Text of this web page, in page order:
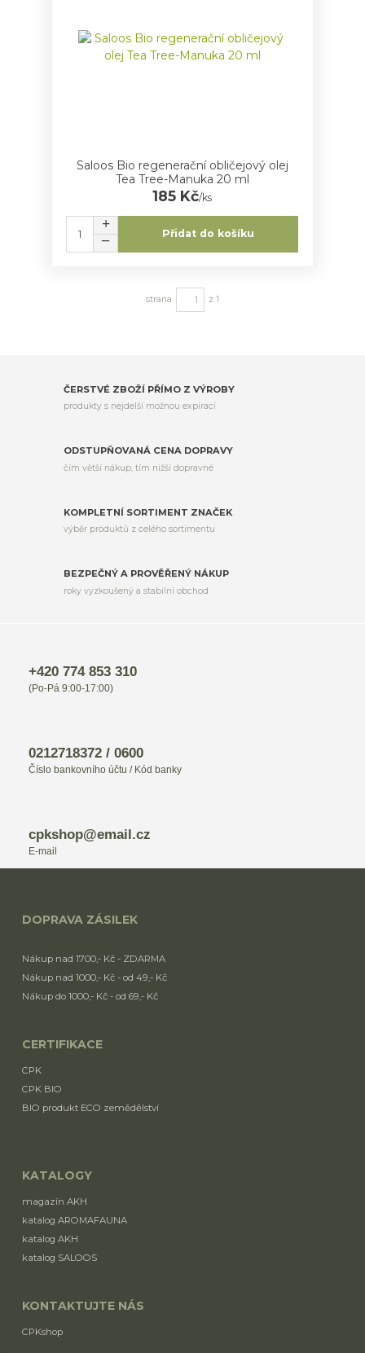
Saloos Bio regenerační obličejový olej
Tea Tree-Manuka 20 ml
185 Kč/ks
Přidat do košíku
strana z 1
ČERSTVÉ ZBOŽÍ PŘÍMO Z VÝROBY
produkty s nejdelší možnou expirací
ODSTUPŇOVANÁ CENA DOPRAVY
čím větší nákup, tím nižší dopravné
KOMPLETNÍ SORTIMENT ZNAČEK
výběr produktů z celého sortimentu
BEZPEČNÝ A PROVĚŘENÝ NÁKUP
roky vyzkoušený a stabilní obchod
+420 774 853 310
(Po-Pá 9:00-17:00)
0212718372 / 0600
Číslo bankovního účtu / Kód banky
cpkshop@email.cz
E-mail
DOPRAVA ZÁSILEK
Nákup nad 1700,- Kč - ZDARMA
Nákup nad 1000,- Kč - od 49,- Kč
Nákup do 1000,- Kč - od 69,- Kč
CERTIFIKACE
CPK
CPK BIO
BIO produkt ECO zemědělství
KATALOGY
magazín AKH
katalog AROMAFAUNA
katalog AKH
katalog SALOOS
KONTAKTUJTE NÁS
CPKshop